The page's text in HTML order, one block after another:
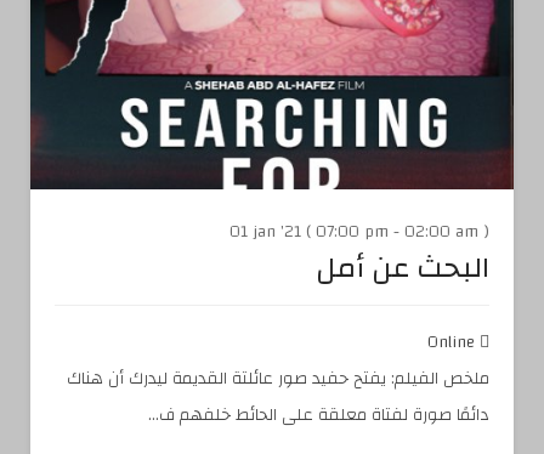
01 jan '21 ( 07:00 pm - 02:00 am )
البحث عن أمل
ملخص الفيلم: يفتح حفيد صور عائلتة القديمة ليدرك أن هناك
دائمًا صورة لفتاة معلقة على الحائط خلفهم ف...